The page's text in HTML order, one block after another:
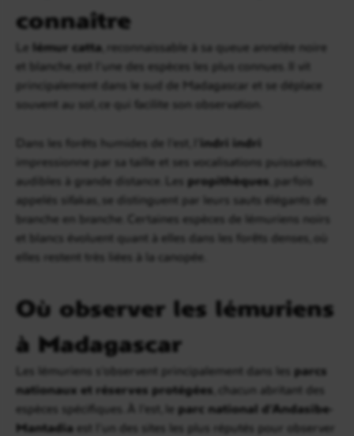
connaître
Le lémur catta , reconnaissable à sa queue annelée noire
et blanche, est l’une des espèces les plus connues. Il vit
principalement dans le sud de Madagascar et se déplace
souvent au sol, ce qui facilite son observation.
Dans les forêts humides de l’est, l’ indri indri
impressionne par sa taille et ses vocalisations puissantes,
audibles à grande distance. Les propithèques , parfois
appelés sifakas, se distinguent par leurs sauts élégants de
branche en branche. Certaines espèces de lémuriens noirs
et blancs évoluent quant à elles dans les forêts denses, où
elles restent très liées à la canopée.
Où observer les lémuriens
à Madagascar
Les lémuriens s’observent principalement dans les parcs
nationaux et réserves protégées , chacun abritant des
espèces spécifiques. À l’est, le parc national d’Andasibe-
Mantadia est l’un des sites les plus réputés pour observer